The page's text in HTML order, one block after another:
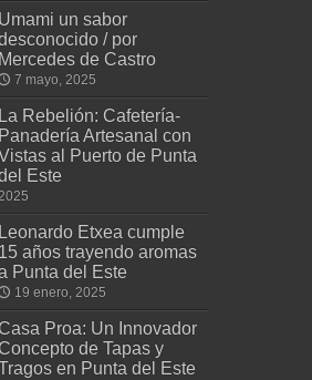
Umami un sabor
/ por
Mercedes de Castro
7 mayo, 2025
La Rebelión: Cafetería-
Panadería Artesanal con
al Puerto de Punta
Este
Leonardo Etxea cumple
15 años trayendo aromas
Punta del Este
19 enero, 2025
Casa Proa: Un Innovador
Concepto de Tapas y
en Punta del Este